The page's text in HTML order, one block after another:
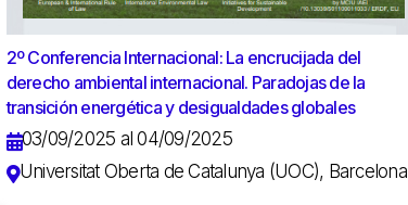
2º Conferencia Internacional: La encrucijada del
derecho ambiental internacional. Paradojas de la
transición energética y desigualdades globales
03/09/2025 al 04/09/2025
Universitat Oberta de Catalunya (UOC), Barcelona